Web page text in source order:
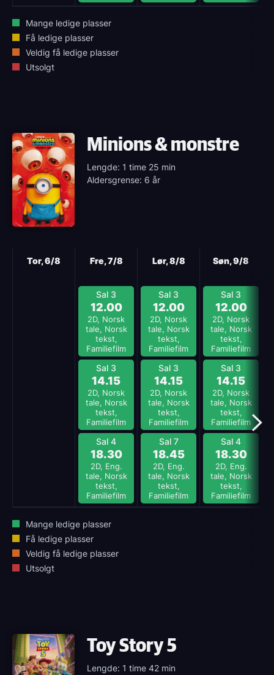
Mange ledige plasser
Få ledige plasser
Veldig få ledige plasser
Utsolgt
Minions & monstre
Lengde: 1 time 25 min
Aldersgrense: 6 år
Tor, 6/8 Fre, 7/8
Sal 3
12.00
2D, Norsk
tale, Norsk
tekst,
Familiefilm
Sal 3
14.15
2D, Norsk
tale, Norsk
tekst,
Familiefilm
Sal 4
18.30
2D, Eng.
tale, Norsk
tekst,
Familiefilm
Lør, 8/8
Sal 3
12.00
2D, Norsk
tale, Norsk
tekst,
Familiefilm
Sal 3
14.15
2D, Norsk
tale, Norsk
tekst,
Familiefilm
Sal 7
18.45
2D, Eng.
tale, Norsk
tekst,
Familiefilm
Søn, 9/8
Sal 3
12.00
2D, Norsk
tale, Norsk
tekst,
Familiefilm
Sal 3
14.15
2D, Norsk
tale, Norsk
tekst,
Familiefilm
Sal 4
18.30
2D, Eng.
tale, Norsk
tekst,
Familiefilm
Mange ledige plasser
Få ledige plasser
Veldig få ledige plasser
Utsolgt
Toy Story 5
Lengde: 1 time 42 min